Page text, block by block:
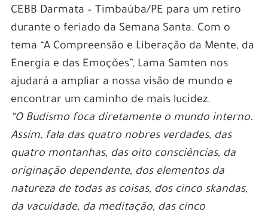
CEBB Darmata – Timbaúba/PE para um retiro
durante o feriado da Semana Santa. Com o
tema “A Compreensão e Liberação da Mente, da
Energia e das Emoções”, Lama Samten nos
ajudará a ampliar a nossa visão de mundo e
encontrar um caminho de mais lucidez.
“O Budismo foca diretamente o mundo interno.
Assim, fala das quatro nobres verdades, das
quatro montanhas, das oito consciências, da
originação dependente, dos elementos da
natureza de todas as coisas, dos cinco skandas,
da vacuidade, da meditação, das cinco